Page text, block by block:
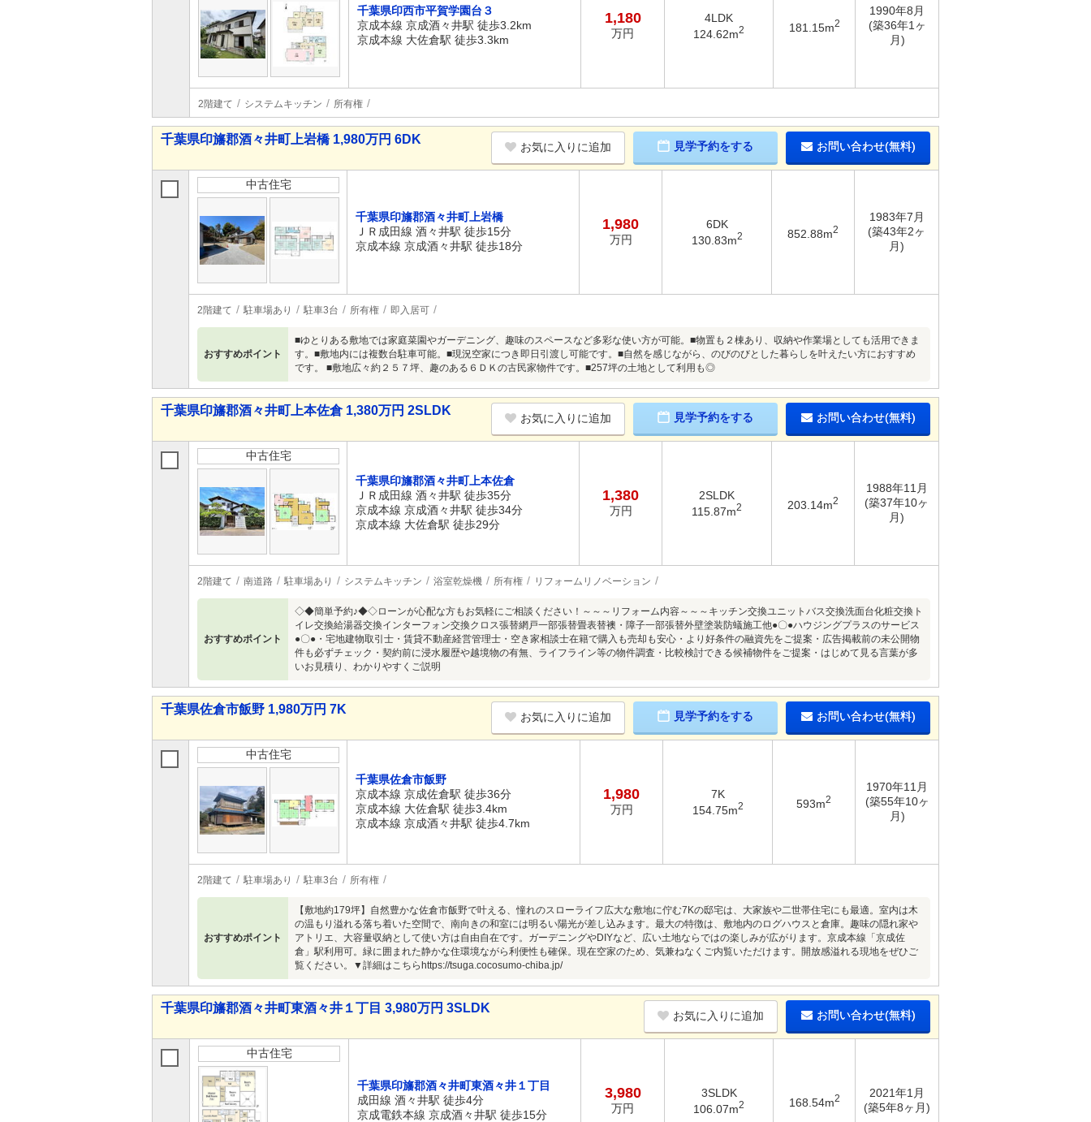
千葉県印西市平賀学園台３
京成本線 京成酒々井駅 徒歩3.2km
京成本線 大佐倉駅 徒歩3.3km
1,180
万円
4LDK
124.62m2 181.15m2
1990年8月
(築36年1ヶ
月)
2階建て システムキッチン 所有権
千葉県印旛郡酒々井町上岩橋 1,980万円 6DK
お気に入りに追加 見学予約をする お問い合わせ(無料)
中古住宅
千葉県印旛郡酒々井町上岩橋
ＪＲ成田線 酒々井駅 徒歩15分
京成本線 京成酒々井駅 徒歩18分
1,980
万円
6DK
130.83m2 852.88m2
1983年7月
(築43年2ヶ
月)
2階建て 駐車場あり 駐車3台 所有権 即入居可
おすすめポイント
■ゆとりある敷地では家庭菜園やガーデニング、趣味のスペースなど多彩な使い方が可能。■物置も２棟あり、収納や作業場としても活用できま
す。■敷地内には複数台駐車可能。■現況空家につき即日引渡し可能です。■自然を感じながら、のびのびとした暮らしを叶えたい方におすすめ
です。 ■敷地広々約２５７坪、趣のある６ＤＫの古民家物件です。■257坪の土地として利用も◎
千葉県印旛郡酒々井町上本佐倉 1,380万円 2SLDK
お気に入りに追加 見学予約をする お問い合わせ(無料)
中古住宅
千葉県印旛郡酒々井町上本佐倉
ＪＲ成田線 酒々井駅 徒歩35分
京成本線 京成酒々井駅 徒歩34分
京成本線 大佐倉駅 徒歩29分
1,380
万円
2SLDK
115.87m2 203.14m2
1988年11月
(築37年10ヶ
月)
2階建て 南道路 駐車場あり システムキッチン 浴室乾燥機 所有権 リフォームリノベーション
おすすめポイント
◇◆簡単予約♪◆◇ローンが心配な方もお気軽にご相談ください！～～～リフォーム内容～～～キッチン交換ユニットバス交換洗面台化粧交換ト
イレ交換給湯器交換インターフォン交換クロス張替網戸一部張替畳表替襖・障子一部張替外壁塗装防蟻施工他●〇●ハウジングプラスのサービス
●〇●・宅地建物取引士・賃貸不動産経営管理士・空き家相談士在籍で購入も売却も安心・より好条件の融資先をご提案・広告掲載前の未公開物
件も必ずチェック・契約前に浸水履歴や越境物の有無、ライフライン等の物件調査・比較検討できる候補物件をご提案・はじめて見る言葉が多
いお見積り、わかりやすくご説明
千葉県佐倉市飯野 1,980万円 7K
お気に入りに追加 見学予約をする お問い合わせ(無料)
中古住宅
千葉県佐倉市飯野
京成本線 京成佐倉駅 徒歩36分
京成本線 大佐倉駅 徒歩3.4km
京成本線 京成酒々井駅 徒歩4.7km
1,980
万円
7K
154.75m2 593m2
1970年11月
(築55年10ヶ
月)
2階建て 駐車場あり 駐車3台 所有権
おすすめポイント
【敷地約179坪】自然豊かな佐倉市飯野で叶える、憧れのスローライフ広大な敷地に佇む7Kの邸宅は、大家族や二世帯住宅にも最適。室内は木
の温もり溢れる落ち着いた空間で、南向きの和室には明るい陽光が差し込みます。最大の特徴は、敷地内のログハウスと倉庫。趣味の隠れ家や
アトリエ、大容量収納として使い方は自由自在です。ガーデニングやDIYなど、広い土地ならではの楽しみが広がります。京成本線「京成佐
倉」駅利用可。緑に囲まれた静かな住環境ながら利便性も確保。現在空家のため、気兼ねなくご内覧いただけます。開放感溢れる現地をぜひご
覧ください。▼詳細はこちらhttps://tsuga.cocosumo-chiba.jp/
千葉県印旛郡酒々井町東酒々井１丁目 3,980万円 3SLDK
お気に入りに追加 お問い合わせ(無料)
中古住宅
千葉県印旛郡酒々井町東酒々井１丁目
成田線 酒々井駅 徒歩4分
京成電鉄本線 京成酒々井駅 徒歩15分
3,980
万円
3SLDK
106.07m2 168.54m2
2021年1月
(築5年8ヶ月)